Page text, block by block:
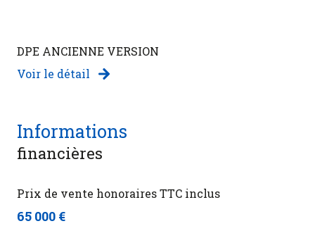
DPE ANCIENNE VERSION
Voir le détail
Informations
financières
Prix de vente honoraires TTC inclus
65 000 €